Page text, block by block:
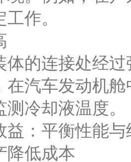
作。
体的连接处经
在汽车发动机
冷却液温度。
益：平衡性能
降低成本